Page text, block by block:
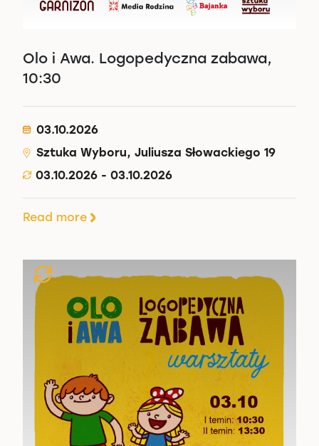
Olo i Awa. Logopedyczna zabawa,
10:30
03.10.2026
Sztuka Wyboru, Juliusza Słowackiego 19
03.10.2026 - 03.10.2026
Read more